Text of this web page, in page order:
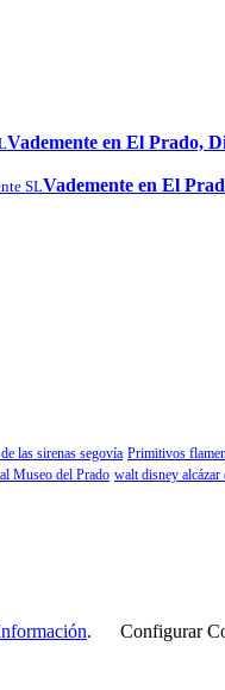
Vademente en El Prado,
SLVademente en El
las sirenas segovía Primitivos
Museo del Prado walt disney alcázar
. Configurar